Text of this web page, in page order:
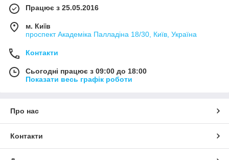
Працює з 25.05.2016
м. Київ
проспект Академіка Палладіна 18/30, Київ, Україна
Контакти
Сьогодні працює з 09:00 до 18:00
Показати весь графік роботи
Про нас
Контакти